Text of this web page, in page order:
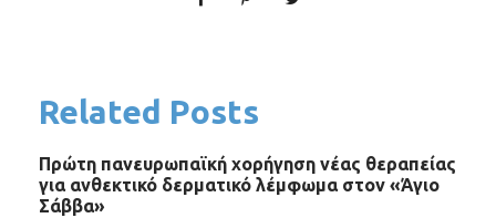
Related Posts
Πρώτη πανευρωπαϊκή χορήγηση νέας θεραπείας
για ανθεκτικό δερματικό λέμφωμα στον «Άγιο
Σάββα»